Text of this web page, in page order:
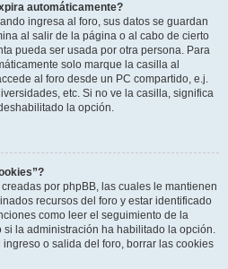
automáticamente?
ingresa al foro, sus datos se guardan
al salir de la página o al cabo de cierto
pueda ser usada por otra persona. Para
solo marque la casilla al
al foro desde un PC compartido, e.j.
etc. Si no ve la casilla, significa
la opción.
por phpBB, las cuales le mantienen
recursos del foro y estar identificado
como leer el seguimiento de la
la administración ha habilitado la opción.
o salida del foro, borrar las cookies